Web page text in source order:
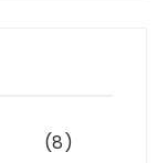
(8)